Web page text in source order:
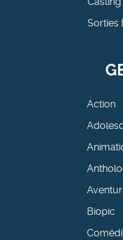
Sorties
Action
Biopic